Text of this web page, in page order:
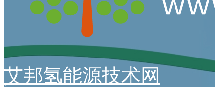
艾邦氢能源技术网